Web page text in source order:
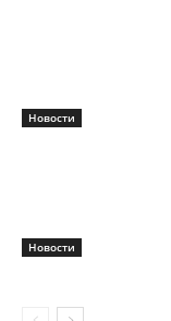
Новости
Новости